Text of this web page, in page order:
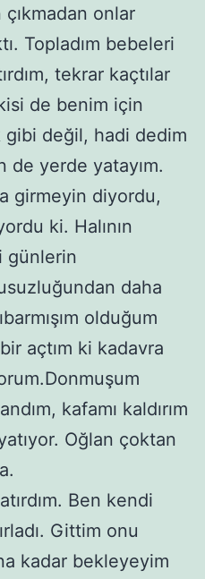
onlar
Topladım bebeleri
tekrar kaçtılar
de benim için
gibi değil, hadi dedim
de yerde yatayım.
girmeyin diyordu,
ki. Halının
günlerin
daha
olduğum
açtım ki kadavra
kafamı kaldırım
Oğlan çoktan
Ben kendi
Gittim onu
kadar bekleyeyim